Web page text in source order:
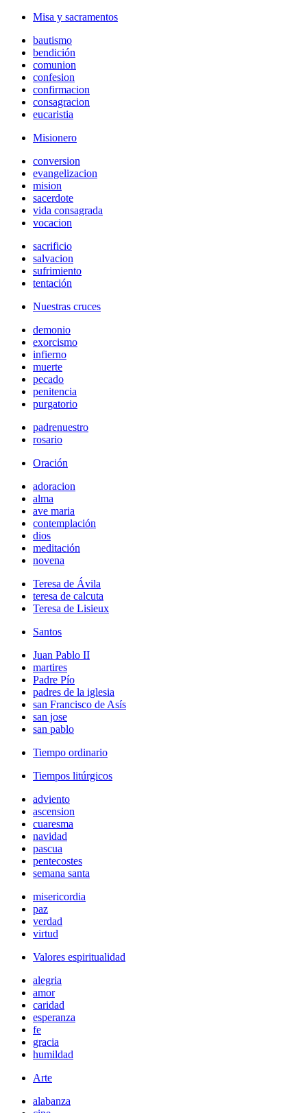
Misa y sacramentos
bautismo
bendición
comunion
confesion
confirmacion
consagracion
eucaristia
Misionero
conversion
evangelizacion
mision
sacerdote
vida consagrada
vocacion
sacrificio
salvacion
sufrimiento
tentación
Nuestras cruces
demonio
exorcismo
infierno
muerte
pecado
penitencia
purgatorio
padrenuestro
rosario
Oración
adoracion
alma
ave maria
contemplación
dios
meditación
novena
Teresa de Ávila
teresa de calcuta
Teresa de Lisieux
Santos
Juan Pablo II
martires
Padre Pío
padres de la iglesia
san Francisco de Asís
san jose
san pablo
Tiempo ordinario
Tiempos litúrgicos
adviento
ascension
cuaresma
navidad
pascua
pentecostes
semana santa
misericordia
paz
verdad
virtud
Valores espiritualidad
alegria
amor
caridad
esperanza
fe
gracia
humildad
Arte
alabanza